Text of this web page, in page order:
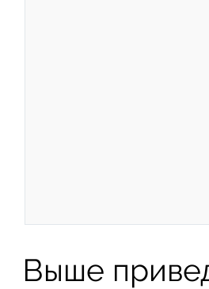
Выше